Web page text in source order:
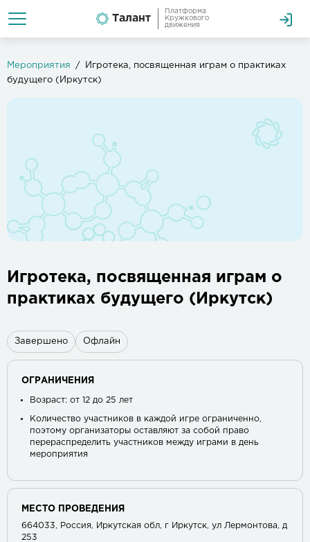
Талант
Платформа
Кружкового
движения
Мероприятия
Игротека, посвященная играм о практиках
будущего (Иркутск)
Игротека, посвященная играм о
практиках будущего (Иркутск)
Завершено Офлайн
ОГРАНИЧЕНИЯ
Возраст: от 12 до 25 лет
Количество участников в каждой игре ограниченно,
поэтому организаторы оставляют за собой право
перераспределить участников между играми в день
мероприятия
МЕСТО ПРОВЕДЕНИЯ
664033, Россия, Иркутская обл, г Иркутск, ул Лермонтова, д
253